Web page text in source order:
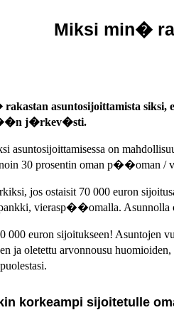
Miksi min�
asuntosijoittamista siksi,
j�rkev�sti.
asuntosijoittamisessa on
30 prosentin oman p��oman /
jos ostaisit 70 000 euron
vierasp��omalla.
euron sijoitukseen!
ja oletettu arvonnousu
korkeampi sijoitetulle